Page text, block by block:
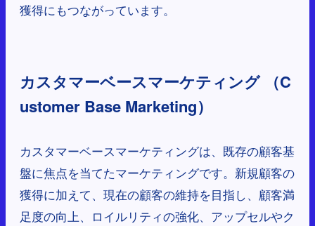
獲得にもつながっています。
カスタマーベースマーケティング （C
ustomer Base Marketing）
カスタマーベースマーケティングは、既存の顧客基
盤に焦点を当てたマーケティングです。新規顧客の
獲得に加えて、現在の顧客の維持を目指し、顧客満
足度の向上、ロイルリティの強化、アップセルやク